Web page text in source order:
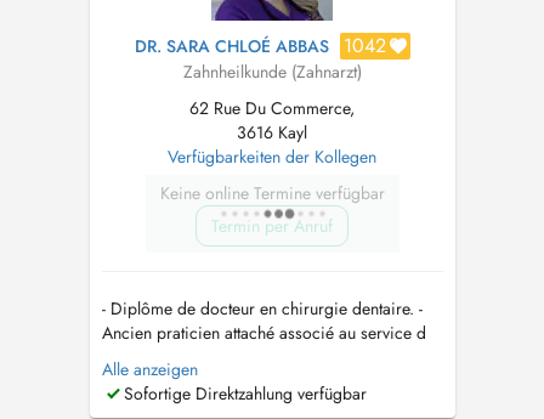
DR. SARA CHLOÉ ABBAS 1042
Zahnheilkunde (Zahnarzt)
62 Rue Du Commerce,
3616 Kayl
Verfügbarkeiten der Kollegen
Keine online Termine verfügbar
Termin per Anruf
- Diplôme de docteur en chirurgie dentaire. -
Ancien praticien attaché associé au service d
´odontologie au APHP ,Hôpital Henri Mondor
Créteil,Île-de-France. -Diplôme universitaire
Croissance cranio-faciale orthopédie dento-
Alle anzeigen
Sofortige Direktzahlung verfügbar